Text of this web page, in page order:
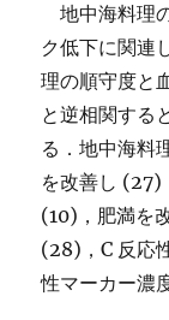
地中海料理
ク低下に関連
理の順守度と
と逆相関する
る．地中海料
を改善し (27)
(10)，肥満を
(28)，C 反応
性マーカー濃